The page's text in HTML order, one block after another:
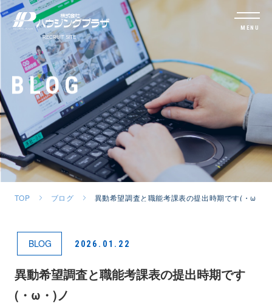
MENU
BLOG
TOP ブログ 異動希望調査と職能考課表の提出時期です(・ω・)
BLOG 2026.01.22
異動希望調査と職能考課表の提出時期です
(・ω・)ノ